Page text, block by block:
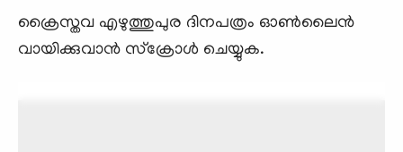
ക്രൈസ്തവ എഴുത്തുപുര ദിനപത്രം ഓണ്‍ലൈന്‍
വായിക്കുവാന്‍ സ്ക്രോള്‍ ചെയ്യുക.